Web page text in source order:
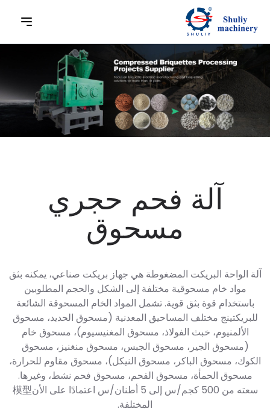
آلة فحم حجري
مسحوق
آلة الواحة البريكت المضغوطة هي جهاز بريكت صناعي، يمكنه بثق
مواد خام مسحوقية مختلفة إلى الشكل والحجم المطلوبين
باستخدام قوة بثق قوية. تشمل المواد الخام المسحوقة الشائعة
للبريكتينج مختلف المساحيق المعدنية (مسحوق الحديد، مسحوق
الألمنيوم، خبث الفولاذ، مسحوق المغنيسيوم)، مسحوق خام
(مسحوق الجير، مسحوق الجبس، مسحوق منغنيز، مسحوق
الكوك، مسحوق الباكر، مسحوق النيكل)، مسحوق مقاوم للحرارة،
مسحوق الحمأة، مسحوق الفحم، مسحوق فحم نشط، وغيرها.
سعته من 500 كجم/س إلى 5 أطنان/س اعتمادًا على الأن模型
المختلفة.